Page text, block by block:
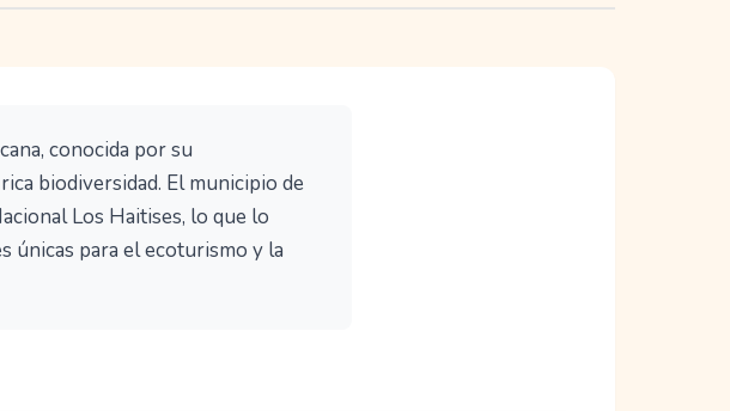
conocida por su
biodiversidad. El municipio de
Los Haitises, lo que lo
únicas para el ecoturismo y la